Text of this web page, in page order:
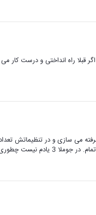
قبلا راه انداختی و درست کار می
می سازی و در تنظیماتش
کار می کرد.